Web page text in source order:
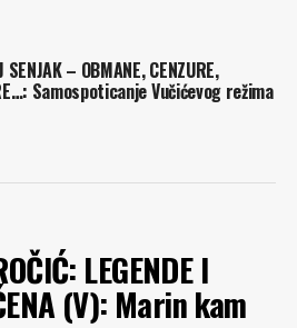
SENJAK – OBMANE, CENZURE,
Samospoticanje Vučićevog režima
LEGENDE I
(V): Marin kam